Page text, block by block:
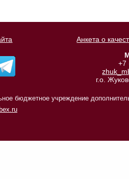
Анкета о
+7
г.о.
бюджетное учреждение